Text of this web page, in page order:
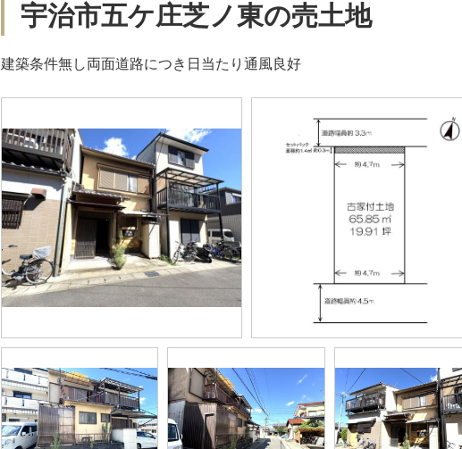
宇治市五ケ庄芝ノ東の売土地
建築条件無し両面道路につき日当たり通風良好